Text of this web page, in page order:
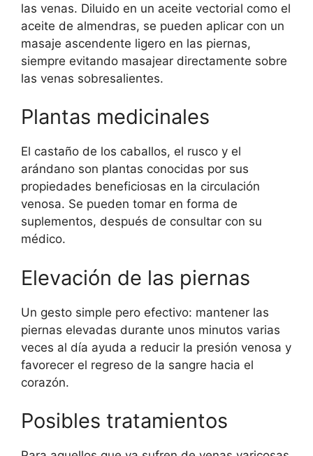
las venas. Diluido en un aceite vectorial como el
aceite de almendras, se pueden aplicar con un
masaje ascendente ligero en las piernas,
siempre evitando masajear directamente sobre
las venas sobresalientes.
Plantas medicinales
El castaño de los caballos, el rusco y el
arándano son plantas conocidas por sus
propiedades beneficiosas en la circulación
venosa. Se pueden tomar en forma de
suplementos, después de consultar con su
médico.
Elevación de las piernas
Un gesto simple pero efectivo: mantener las
piernas elevadas durante unos minutos varias
veces al día ayuda a reducir la presión venosa y
favorecer el regreso de la sangre hacia el
corazón.
Posibles tratamientos